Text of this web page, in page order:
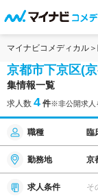
マイナビコメディカル
京都市下京区(
集情報一覧
求人数 4 件※非公開求人
職種 臨
勤務地 京
求人条件 そ